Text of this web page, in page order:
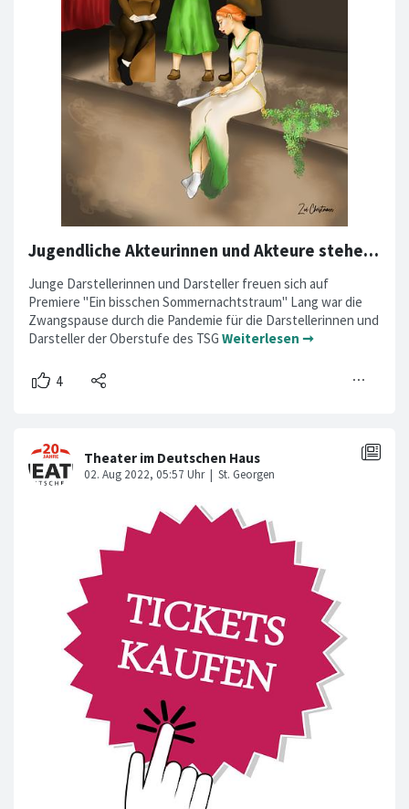
Jugendliche Akteurinnen und Akteure stehen in den Startlöchern: Premiere
Junge Darstellerinnen und Darsteller freuen sich auf
Premiere "Ein bisschen Sommernachtstraum" Lang war die
Zwangspause durch die Pandemie für die Darstellerinnen und
Darsteller der Oberstufe des TSG Weiterlesen ➞